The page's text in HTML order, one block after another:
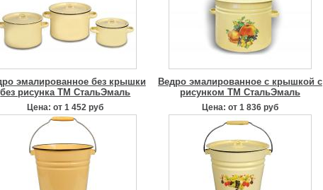
эмалированное без крышки
без рисунка ТМ СтальЭмаль
Цена: от 1 452 руб
Ведро эмалированное с крышкой с
рисунком ТМ СтальЭмаль
Цена: от 1 836 руб